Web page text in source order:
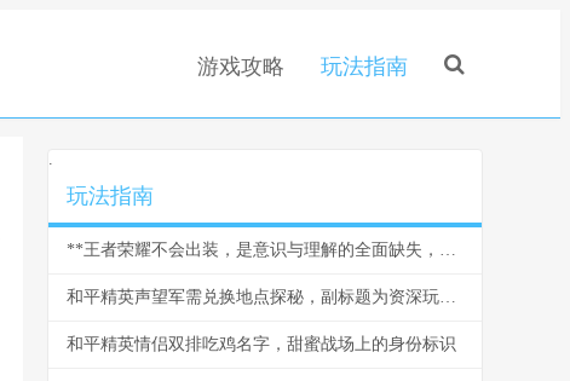
游戏攻略 玩法指南
.
玩法指南
**王者荣耀不会出装，是意识与理解的全面缺失，副标题，从出装僵化看对局思维的匮乏**
和平精英声望军需兑换地点探秘，副标题为资深玩家的物资寻踪指南
和平精英情侣双排吃鸡名字，甜蜜战场上的身份标识